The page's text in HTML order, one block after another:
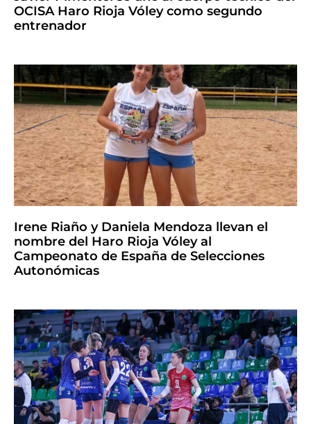
OCISA Haro Rioja Vóley como segundo
entrenador
Irene Riaño y Daniela Mendoza llevan el
nombre del Haro Rioja Vóley al
Campeonato de España de Selecciones
Autonómicas